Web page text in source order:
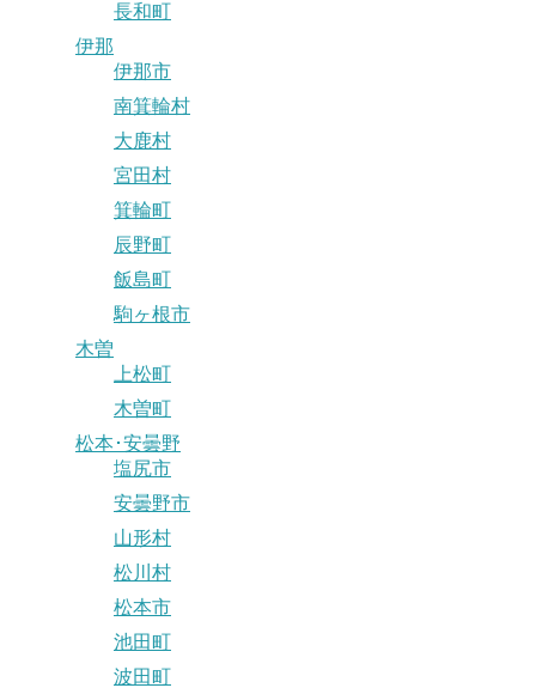
長和町
伊那
伊那市
南箕輪村
大鹿村
宮田村
箕輪町
辰野町
飯島町
駒ヶ根市
木曽
上松町
木曽町
松本･安曇野
塩尻市
安曇野市
山形村
松川村
松本市
池田町
波田町